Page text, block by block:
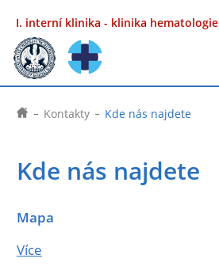
I. interní klinika - klinika hematologie
Kontakty Kde nás najdete
Kde nás najdete
Mapa
Více